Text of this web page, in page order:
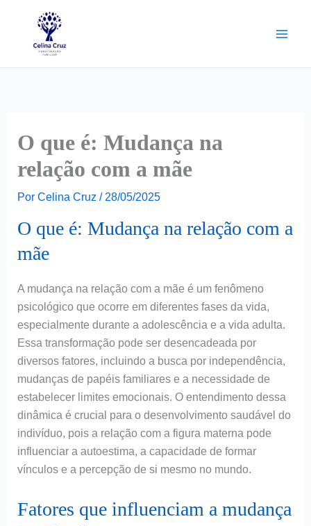
O que é: Mudança na
relação com a mãe
Por Celina Cruz / 28/05/2025
O que é: Mudança na relação com a
mãe
A mudança na relação com a mãe é um fenômeno
psicológico que ocorre em diferentes fases da vida,
especialmente durante a adolescência e a vida adulta.
Essa transformação pode ser desencadeada por
diversos fatores, incluindo a busca por independência,
mudanças de papéis familiares e a necessidade de
estabelecer limites emocionais. O entendimento dessa
dinâmica é crucial para o desenvolvimento saudável do
indivíduo, pois a relação com a figura materna pode
influenciar a autoestima, a capacidade de formar
vínculos e a percepção de si mesmo no mundo.
Fatores que influenciam a mudança